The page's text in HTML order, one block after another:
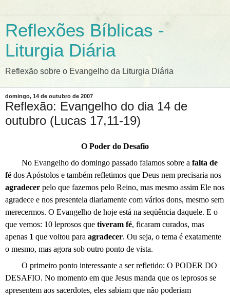
Reflexões Bíblicas -
Liturgia Diária
Reflexão sobre o Evangelho da Liturgia Diária
domingo, 14 de outubro de 2007
Reflexão: Evangelho do dia 14 de
outubro (Lucas 17,11-19)
O Poder do Desafio
No Evangelho do domingo passado falamos sobre a falta de
fé dos Apóstolos e também refletimos que Deus nem precisaria nos
agradecer pelo que fazemos pelo Reino, mas mesmo assim Ele nos
agradece e nos presenteia diariamente com vários dons, mesmo sem
merecermos. O Evangelho de hoje está na seqüência daquele. E o
que vemos: 10 leprosos que tiveram fé, ficaram curados, mas
apenas 1 que voltou para agradecer. Ou seja, o tema é exatamente
o mesmo, mas agora sob outro ponto de vista.
O primeiro ponto interessante a ser refletido: O PODER DO
DESAFIO. No momento em que Jesus manda que os leprosos se
apresentem aos sacerdotes, eles sabiam que não poderiam